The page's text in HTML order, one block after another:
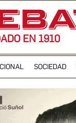
EN 1910
SOCIEDAD